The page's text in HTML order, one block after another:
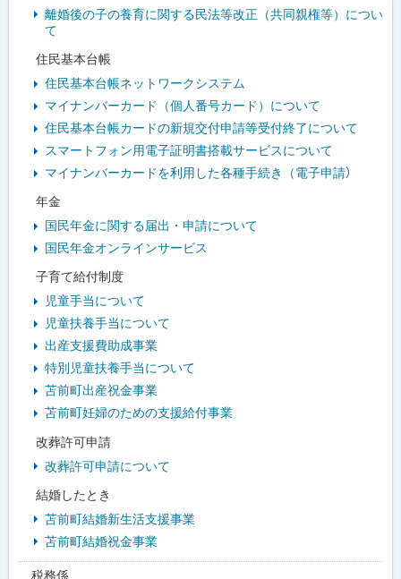
離婚後の子の養育に関する民法等改正（共同親権等）につい
て
住民基本台帳
住民基本台帳ネットワークシステム
マイナンバーカード（個人番号カード）について
住民基本台帳カードの新規交付申請等受付終了について
スマートフォン用電子証明書搭載サービスについて
マイナンバーカードを利用した各種手続き（電子申請）
年金
国民年金に関する届出・申請について
国民年金オンラインサービス
子育て給付制度
児童手当について
児童扶養手当について
出産支援費助成事業
特別児童扶養手当について
苫前町出産祝金事業
苫前町妊婦のための支援給付事業
改葬許可申請
改葬許可申請について
結婚したとき
苫前町結婚新生活支援事業
苫前町結婚祝金事業
税務係